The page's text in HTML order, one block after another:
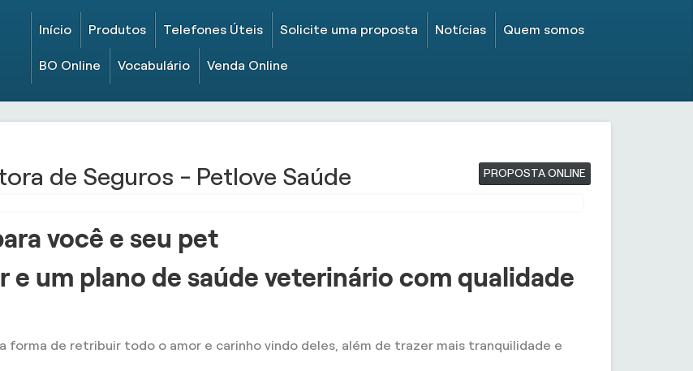
Início Produtos Telefones Úteis Solicite uma proposta Notícias Quem somos
BO Online Vocabulário Venda Online
PROPOSTA ONLINE
de Seguros - Petlove Saúde
você e seu pet
e um plano de saúde veterinário com qualidade
forma de retribuir todo o amor e carinho vindo deles, além de trazer mais tranquilidade e